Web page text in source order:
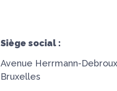
Siège social :
Avenue Herrmann-Debroux
Bruxelles